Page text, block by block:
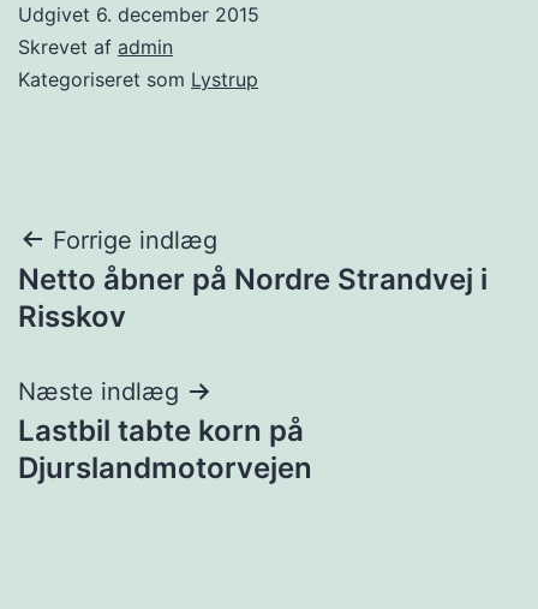
Udgivet 6. december 2015
Skrevet af admin
Kategoriseret som Lystrup
Indlægsnavigation
Forrige indlæg
Netto åbner på Nordre Strandvej i
Risskov
Næste indlæg
Lastbil tabte korn på
Djurslandmotorvejen